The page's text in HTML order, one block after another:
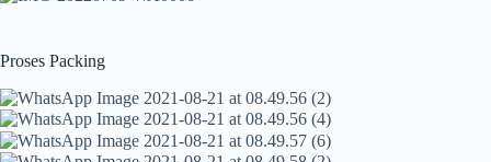
Proses Packing